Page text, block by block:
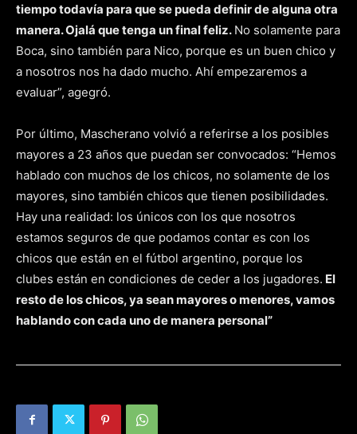
tiempo todavía para que se pueda definir de alguna otra
manera. Ojalá que tenga un final feliz. No solamente para
Boca, sino también para Nico, porque es un buen chico y
a nosotros nos ha dado mucho. Ahí empezaremos a
evaluar”, agegró.
Por último, Mascherano volvió a referirse a los posibles
mayores a 23 años que puedan ser convocados: “Hemos
hablado con muchos de los chicos, no solamente de los
mayores, sino también chicos que tienen posibilidades.
Hay una realidad: los únicos con los que nosotros
estamos seguros de que podamos contar es con los
chicos que están en el fútbol argentino, porque los
clubes están en condiciones de ceder a los jugadores. El
resto de los chicos, ya sean mayores o menores, vamos
hablando con cada uno de manera personal”